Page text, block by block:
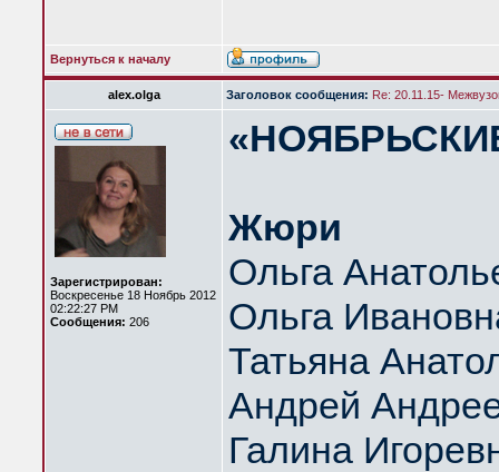
Вернуться к началу
alex.olga Заголовок сообщения: Re: 20.11.15-
Зарегистрирован:
Воскресенье 18 Ноябрь 2012
02:22:27 PM
Сообщения: 206
«НОЯБРЬСКИЕ
Жюри
Ольга
Ольга
Татьяна
Андрей
Галина